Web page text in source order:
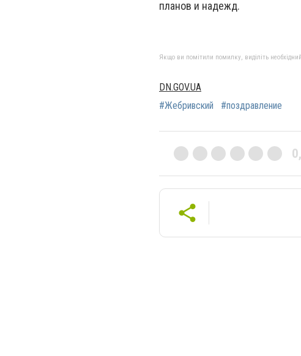
планов и надежд.
Якщо ви помітили помилку, виділіть
DN.GOV.UA
#Жебривский
#поздравление